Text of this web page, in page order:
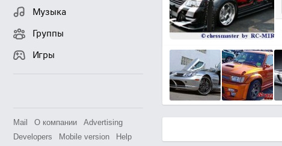
Музыка
Группы
Игры
Mail О компании
Advertising
Developers
Mobile version
Help